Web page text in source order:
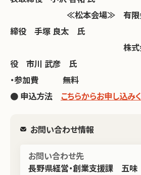
≪松本会場≫ 有限会社
締役 手塚 良太 氏
株式会社田中
役 市川 武彦 氏
・参加費 無料
● 申込方法 こちらからお申し込み
お問い合わせ情報
お問い合わせ先
長野県経営・創業支援課 五味